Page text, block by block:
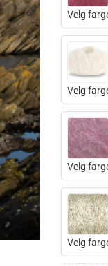
Velg
Velg
Velg
Velg